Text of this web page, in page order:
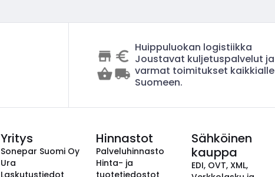
Huippuluokan logistiikka
Joustavat kuljetuspalvelut ja
varmat toimitukset kaikkialle
Suomeen.
Yritys
Sonepar Suomi Oy
Ura
Laskutustiedot
Hinnastot
Palveluhinnasto
Hinta- ja
tuotetiedostot
Sähköinen
kauppa
EDI, OVT, XML,